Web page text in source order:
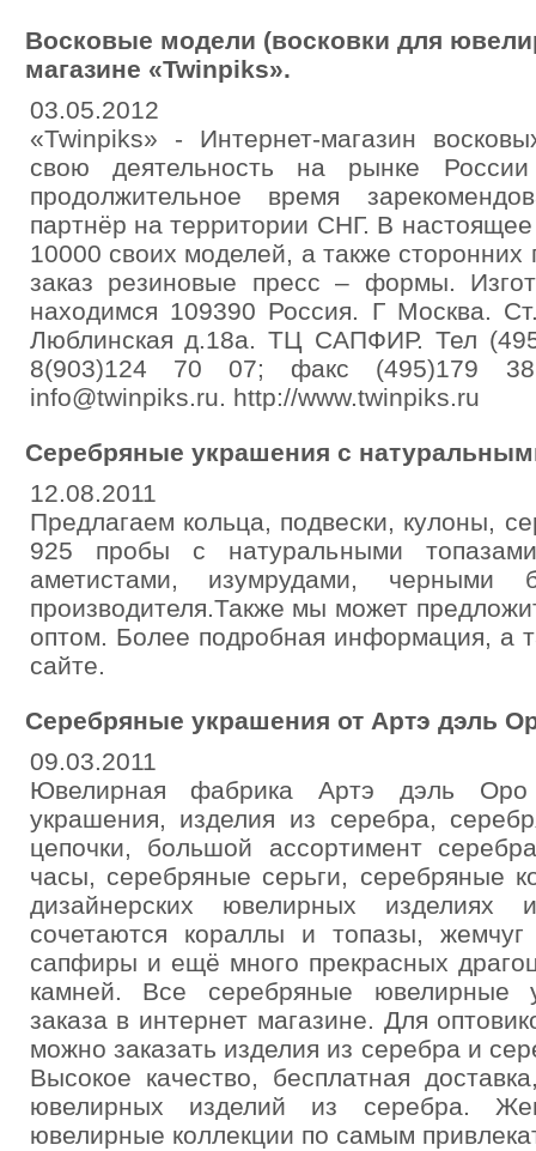
Восковые модели (восковки для
магазине «Twinpiks».
03.05.2012
«Twinpiks» - Интернет-магазин
свою деятельность на рынке
продолжительное время
партнёр на территории СНГ. В
10000 своих моделей, а также сторонних
заказ резиновые пресс – формы.
находимся 109390 Россия. Г Москва.
Люблинская д.18а. ТЦ САПФИР. Тел
8(903)124 70 07; факс (495)179
info@twinpiks.ru. http://www.twinpiks.ru
Серебряные украшения с
12.08.2011
Предлагаем кольца, подвески, кулоны,
925 пробы с натуральными
аметистами, изумрудами, черными
производителя.Также мы может
оптом. Более подробная информация, а
сайте.
Серебряные украшения от Артэ дэль
09.03.2011
Ювелирная фабрика Артэ дэль Оро
украшения, изделия из серебра,
цепочки, большой ассортимент
часы, серебряные серьги, серебряные
дизайнерских ювелирных изделиях
сочетаются кораллы и топазы,
сапфиры и ещё много прекрасных
камней. Все серебряные ювелирные
заказа в интернет магазине. Для
можно заказать изделия из серебра и
Высокое качество, бесплатная
ювелирных изделий из серебра.
ювелирные коллекции по самым